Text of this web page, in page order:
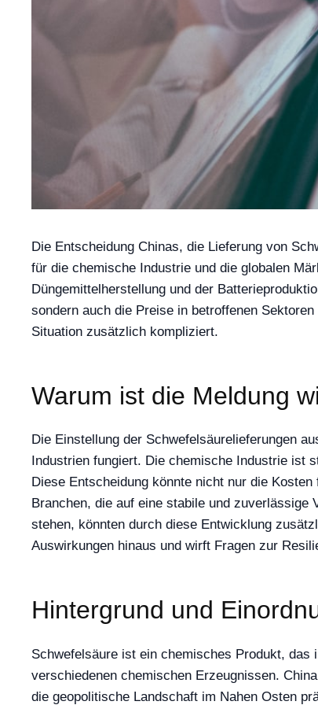
Die Entscheidung Chinas, die Lieferung von
für die chemische Industrie und die globalen
Düngemittelherstellung und der
sondern auch die Preise in betroffenen
Situation zusätzlich kompliziert.
Warum ist die Meldung
Die Einstellung der Schwefelsäurelieferungen
Industrien fungiert. Die chemische Industrie ist
Diese Entscheidung könnte nicht nur die
Branchen, die auf eine stabile und zuverlässige
stehen, könnten durch diese Entwicklung
Auswirkungen hinaus und wirft Fragen zur
Hintergrund und
Schwefelsäure ist ein chemisches Produkt, das
verschiedenen chemischen Erzeugnissen.
die geopolitische Landschaft im Nahen Osten